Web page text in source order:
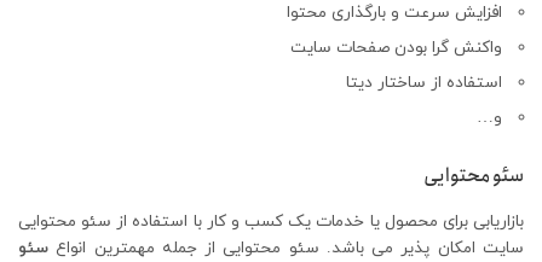
افزایش سرعت و بارگذاری محتوا
واکنش گرا بودن صفحات سایت
استفاده از ساختار دیتا
و…
سئو محتوایی
بازاریابی برای محصول یا خدمات یک کسب و کار با استفاده از سئو محتوایی
سایت امکان پذیر می باشد. سئو محتوایی از جمله مهمترین انواع سئو